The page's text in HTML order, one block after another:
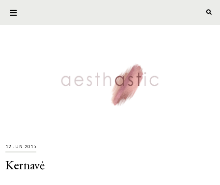
12 JUN 2015
Kernavė